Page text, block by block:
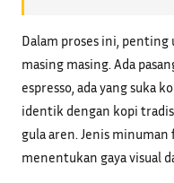
Dalam proses ini,
masing masing. Ada
espresso, ada yang suka
identik dengan kopi
gula aren. Jenis
menentukan gaya visual